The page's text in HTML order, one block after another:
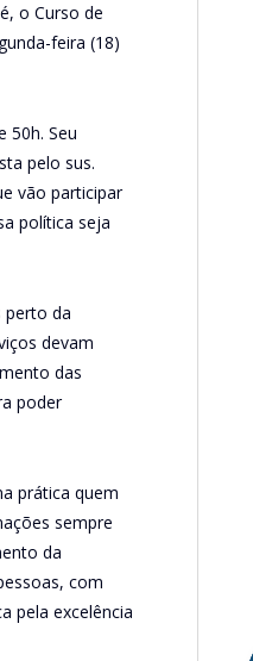
o Curso de
feira (18)
50h. Seu
pelo sus.
vão participar
política seja
perto da
devam
das
poder
prática quem
sempre
da
com
pela excelência